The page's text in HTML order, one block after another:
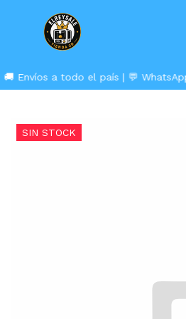
Envíos a todo el país | 💬 WhatsApp
SIN STOCK